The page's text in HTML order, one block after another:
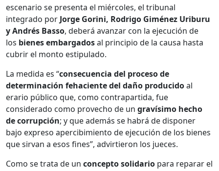
escenario se presenta el miércoles, el tribunal
integrado por Jorge Gorini, Rodrigo Giménez Uriburu
y Andrés Basso, deberá avanzar con la ejecución de
los bienes embargadosal principio de la causa hasta
cubrir el monto estipulado.
La medida es “consecuencia del proceso de
determinación fehaciente del daño producidoal
erario público que, como contrapartida, fue
considerado como provecho de un gravísimo hecho
de corrupción; y que además se habrá de disponer
bajo expreso apercibimiento de ejecución de los bienes
que sirvan a esos fines”, advirtieron los jueces.
Como se trata de un concepto solidario para reparar el